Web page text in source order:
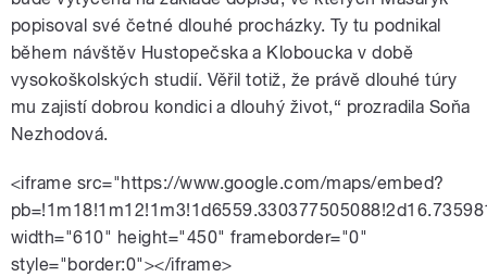
popisoval své četné dlouhé procházky. Ty tu podnikal
během návštěv Hustopečska a Kloboucka v době
vysokoškolských studií. Věřil totiž, že právě dlouhé túry
mu zajistí dobrou kondici a dlouhý život,“ prozradila Soňa
Nezhodová.
<iframe src="https://www.google.com/maps/embed?
width="610" height="450" frameborder="0"
style="border:0"></iframe>